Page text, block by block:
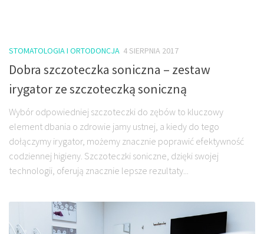
STOMATOLOGIA I ORTODONCJA 4 SIERPNIA 2017
Dobra szczoteczka soniczna – zestaw
irygator ze szczoteczką soniczną
Wybór odpowiedniej szczoteczki do zębów to kluczowy
element dbania o zdrowie jamy ustnej, a kiedy do tego
dołączymy irygator, możemy znacznie poprawić efektywność
codziennej higieny. Szczoteczki soniczne, dzięki swojej
technologii, oferują znacznie lepsze rezultaty...